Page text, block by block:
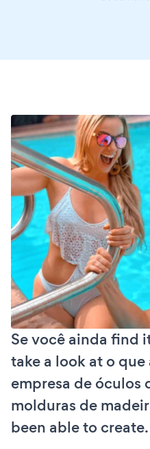
Se você ainda find
take a look at o que
empresa de óculos
molduras de
been able to create.